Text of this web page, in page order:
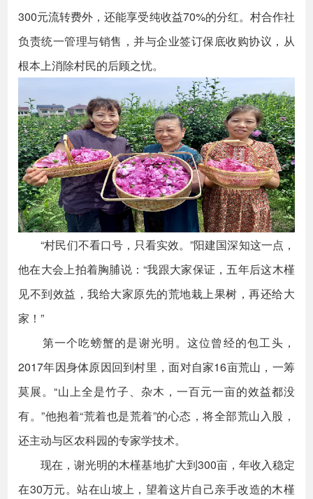
300元流转费外，还能享受纯收益70%的分红。村合作社
负责统一管理与销售，并与企业签订保底收购协议，从
根本上消除村民的后顾之忧。
“村民们不看口号，只看实效。”阳建国深知这一点，
他在大会上拍着胸脯说：“我跟大家保证，五年后这木槿
见不到效益，我给大家原先的荒地栽上果树，再还给大
家！”
第一个吃螃蟹的是谢光明。这位曾经的包工头，
2017年因身体原因回到村里，面对自家16亩荒山，一筹
莫展。“山上全是竹子、杂木，一百元一亩的效益都没
有。”他抱着“荒着也是荒着”的心态，将全部荒山入股，
还主动与区农科园的专家学技术。
现在，谢光明的木槿基地扩大到300亩，年收入稳定
在30万元。站在山坡上，望着这片自己亲手改造的木槿